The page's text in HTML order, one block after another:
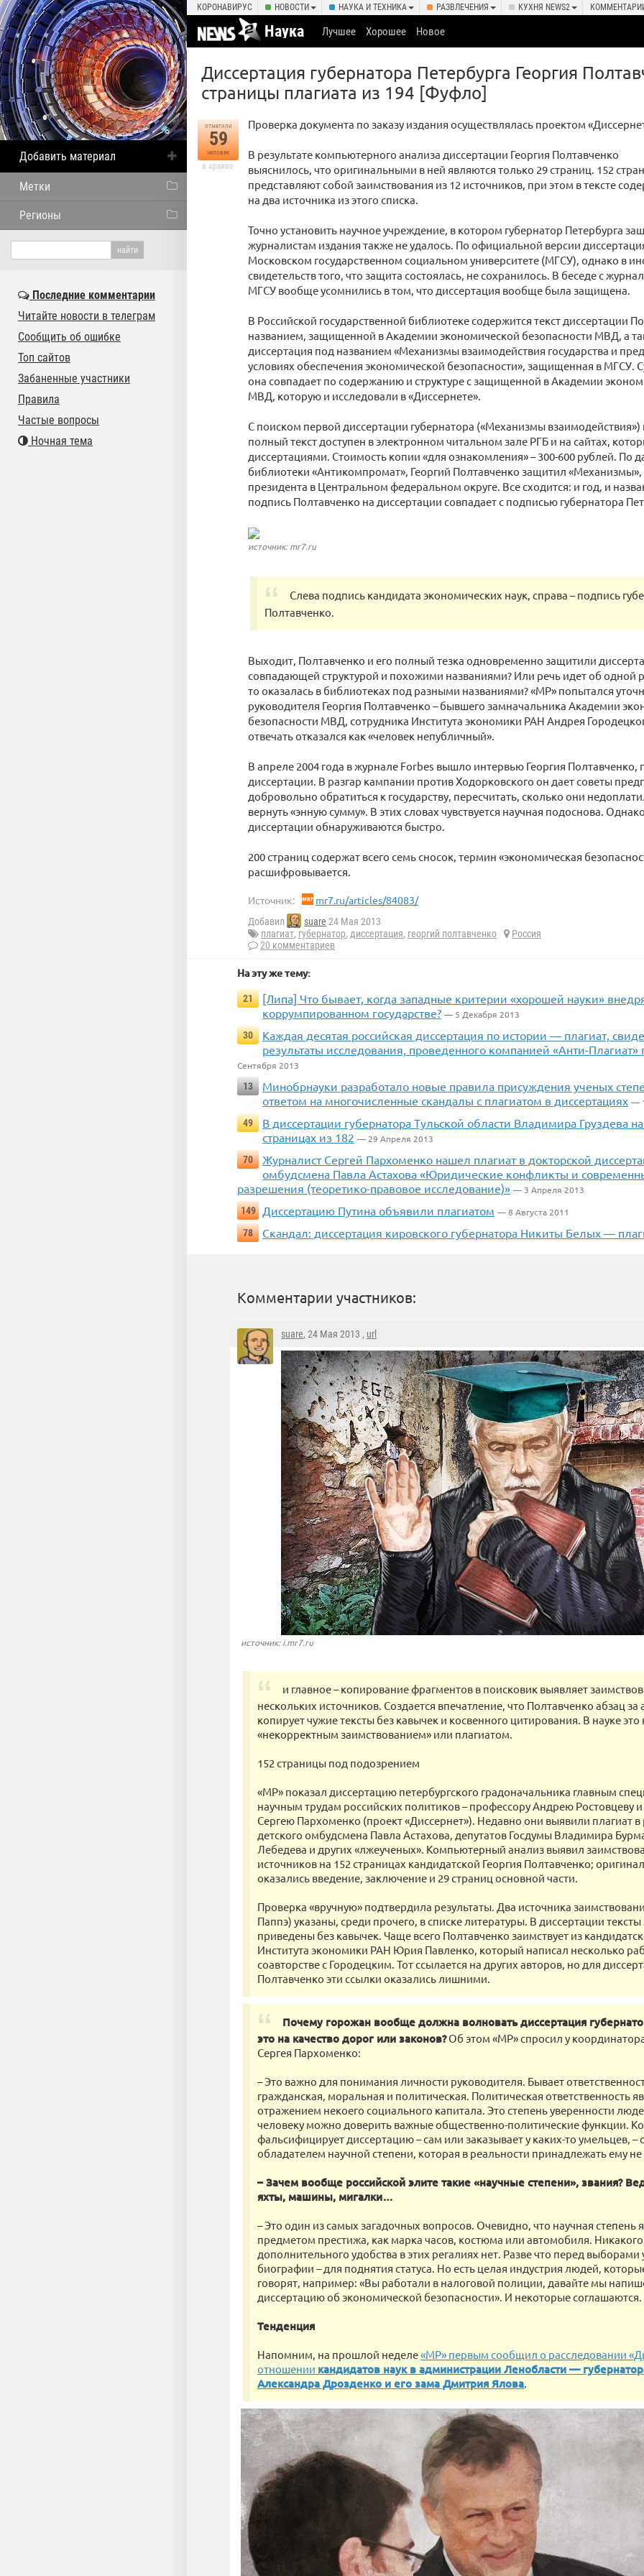
КОРОНАВИРУС НОВОСТИ НАУКА И ТЕХНИКА РАЗВЛЕЧЕНИЯ КУХНЯ NEWS2
Наука Лучшее Хорошее Новое
Диссертация губернатора Петербурга Георгия
страницы плагиата из 194 [Фуфло]
отметили
59
человек
в архиве
Проверка документа по заказу издания осуществлялась проектом
В результате компьютерного анализа диссертации Георгия Полтавченко
выяснилось, что оригинальными в ней являются только 29 страниц. 152
представляют собой заимствования из 12 источников, при этом в тексте
на два источника из этого списка.
Точно установить научное учреждение, в котором губернатор Петербурга
журналистам издания также не удалось. По официальной версии
Московском государственном социальном университете (МГСУ), однако в
свидетельств того, что защита состоялась, не сохранилось. В беседе с
МГСУ вообще усомнились в том, что диссертация вообще была защищена.
В Российской государственной библиотеке содержится текст диссертации
названием, защищенной в Академии экономической безопасности МВД, а
диссертация под названием «Механизмы взаимодействия государства и
условиях обеспечения экономической безопасности», защищенная в МГСУ.
она совпадает по содержанию и структуре с защищенной в Академии
МВД, которую и исследовали в «Диссернете».
С поиском первой диссертации губернатора («Механизмы
полный текст доступен в электронном читальном зале РГБ и на сайтах,
диссертациями. Стоимость копии «для ознакомления» – 300-600 рублей. По
библиотеки «Антикомпромат», Георгий Полтавченко защитил
президента в Центральном федеральном округе. Все сходится: и год, и
подпись Полтавченко на диссертации совпадает с подписью губернатора
источник: mr7.ru
Слева подпись кандидата экономических наук, справа – подпись
Полтавченко.
Выходит, Полтавченко и его полный тезка одновременно защитили
совпадающей структурой и похожими названиями? Или речь идет об одной
то оказалась в библиотеках под разными названиями? «МР» попытался
руководителя Георгия Полтавченко – бывшего замначальника Академии
безопасности МВД, сотрудника Института экономики РАН Андрея
отвечать отказался как «человек непубличный».
В апреле 2004 года в журнале Forbes вышло интервью Георгия
диссертации. В разгар кампании против Ходорковского он дает советы
добровольно обратиться к государству, пересчитать, сколько они
вернуть «энную сумму». В этих словах чувствуется научная подоснова.
диссертации обнаруживаются быстро.
200 страниц содержат всего семь сносок, термин «экономическая
расшифровывается.
Источник: mr7.ru/articles/84083/
Добавил suare 24 Мая 2013
плагиат, губернатор, диссертация, георгий полтавченко
Россия
20 комментариев
На эту же тему:
21
[Липа] Что бывает, когда западные критерии «хорошей науки»
коррумпированном государстве? — 5 Декабря 2013
30
Каждая десятая российская диссертация по истории — плагиат,
результаты исследования, проведенного компанией «Анти-Плагиат»
Сентября 2013
13
Минобрнауки разработало новые правила присуждения ученых
ответом на многочисленные скандалы с плагиатом в диссертациях —
49
В диссертации губернатора Тульской области Владимира Груздева
страницах из 182 — 29 Апреля 2013
70
Журналист Сергей Пархоменко нашел плагиат в докторской
омбудсмена Павла Астахова «Юридические конфликты и
разрешения (теоретико-правовое исследование)» — 3 Апреля 2013
149
Диссертацию Путина объявили плагиатом — 8 Августа 2011
78
Скандал: диссертация кировского губернатора Никиты Белых —
Комментарии участников:
suare, 24 Мая 2013 , url
источник: i.mr7.ru
и главное – копирование фрагментов в поисковик выявляет
нескольких источников. Создается впечатление, что Полтавченко абзац за
копирует чужие тексты без кавычек и косвенного цитирования. В науке это
«некорректным заимствованием» или плагиатом.
152 страницы под подозрением
«МР» показал диссертацию петербургского градоначальника главным
научным трудам российских политиков – профессору Андрею Ростовцеву
Сергею Пархоменко (проект «Диссернет»). Недавно они выявили плагиат в
детского омбудсмена Павла Астахова, депутатов Госдумы Владимира
Лебедева и других «лжеученых». Компьютерный анализ выявил
источников на 152 страницах кандидатской Георгия Полтавченко;
оказались введение, заключение и 29 страниц основной части.
Проверка «вручную» подтвердила результаты. Два источника
Паппэ) указаны, среди прочего, в списке литературы. В диссертации
приведены без кавычек. Чаще всего Полтавченко заимствует из
Института экономики РАН Юрия Павленко, который написал несколько
соавторстве с Городецким. Тот ссылается на других авторов, но для
Полтавченко эти ссылки оказались лишними.
Почему горожан вообще должна волновать диссертация
это на качество дорог или законов?Об этом «МР» спросил у
Сергея Пархоменко:
– Это важно для понимания личности руководителя. Бывает
гражданская, моральная и политическая. Политическая ответственность
отражением некоего социального капитала. Это степень уверенности
человеку можно доверить важные общественно-политические функции.
фальсифицирует диссертацию – сам или заказывает у каких-то умельцев, –
обладателем научной степени, которая в реальности принадлежать ему
– Зачем вообще российской элите такие «научные степени», звания?
яхты, машины, мигалки…
– Это один из самых загадочных вопросов. Очевидно, что научная степень
предметом престижа, как марка часов, костюма или автомобиля. Никакого
дополнительного удобства в этих регалиях нет. Разве что перед выборами
биографии – для поднятия статуса. Но есть целая индустрия людей,
говорят, например: «Вы работали в налоговой полиции, давайте мы
диссертацию об экономической безопасности». И некоторые соглашаются.
Тенденция
Напомним, на прошлой неделе«МР» первым сообщил о расследовании
отношении кандидатов наук в администрации Ленобласти —
Александра Дрозденко и его зама Дмитрия Ялова.
Добавить материал
Метки
Регионы
Последние комментарии
Читайте новости в телеграм
Сообщить об ошибке
Топ сайтов
Забаненные участники
Правила
Частые вопросы
Ночная тема